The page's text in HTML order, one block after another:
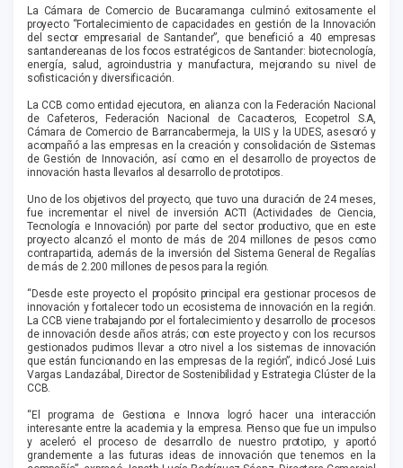
La Cámara de Comercio de Bucaramanga culminó exitosamente el
proyecto “Fortalecimiento de capacidades en gestión de la Innovación
del sector empresarial de Santander”, que benefició a 40 empresas
santandereanas de los focos estratégicos de Santander: biotecnología,
energía, salud, agroindustria y manufactura, mejorando su nivel de
sofisticación y diversificación.
La CCB como entidad ejecutora, en alianza con la Federación Nacional
de Cafeteros, Federación Nacional de Cacaoteros, Ecopetrol S.A,
Cámara de Comercio de Barrancabermeja, la UIS y la UDES, asesoró y
acompañó a las empresas en la creación y consolidación de Sistemas
de Gestión de Innovación, así como en el desarrollo de proyectos de
innovación hasta llevarlos al desarrollo de prototipos.
Uno de los objetivos del proyecto, que tuvo una duración de 24 meses,
fue incrementar el nivel de inversión ACTI (Actividades de Ciencia,
Tecnología e Innovación) por parte del sector productivo, que en este
proyecto alcanzó el monto de más de 204 millones de pesos como
contrapartida, además de la inversión del Sistema General de Regalías
de más de 2.200 millones de pesos para la región.
“Desde este proyecto el propósito principal era gestionar procesos de
innovación y fortalecer todo un ecosistema de innovación en la región.
La CCB viene trabajando por el fortalecimiento y desarrollo de procesos
de innovación desde años atrás; con este proyecto y con los recursos
gestionados pudimos llevar a otro nivel a los sistemas de innovación
que están funcionando en las empresas de la región”, indicó José Luis
Vargas Landazábal, Director de Sostenibilidad y Estrategia Clúster de la
CCB.
“El programa de Gestiona e Innova logró hacer una interacción
interesante entre la academia y la empresa. Pienso que fue un impulso
y aceleró el proceso de desarrollo de nuestro prototipo, y aportó
grandemente a las futuras ideas de innovación que tenemos en la